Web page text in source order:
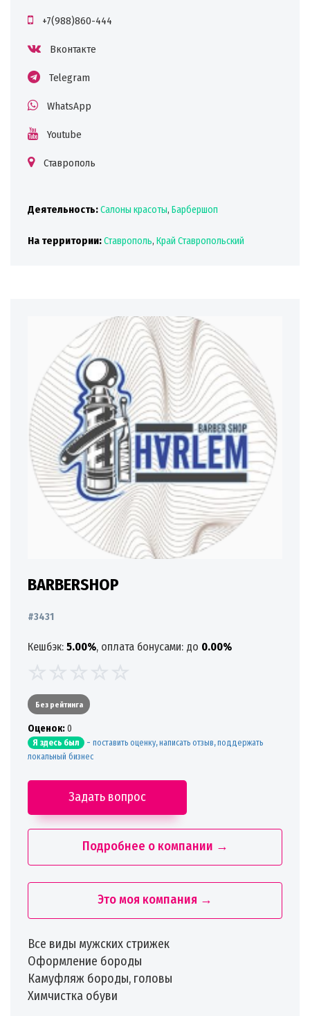
+7(988)860-444
Вконтакте
Telegram
WhatsApp
Youtube
Ставрополь
Деятельность:Салоны красоты, Барбершоп
На территории:Ставрополь, Край Ставропольский
BARBERSHOP
#3431
Кешбэк: 5.00%, оплата бонусами: до 0.00%
Без рейтинга
Oценок:0
Я здесь был - поставить оценку, написать отзыв, поддержать
локальный бизнес
Задать вопрос
Подробнее о компании →
Это моя компания →
Все виды мужских стрижек
Оформление бороды
Камуфляж бороды, головы
Химчистка обуви